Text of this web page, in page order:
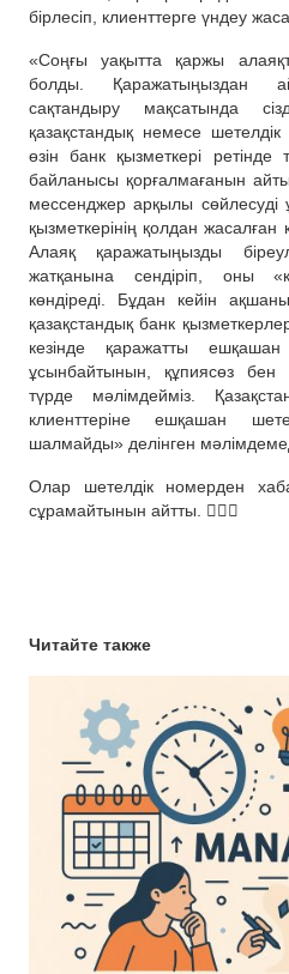
бірлесіп, клиенттерге үндеу
«Соңғы уақытта қаржы
болды. Қаражатыңыздан
сақтандыру мақсатында
қазақстандық немесе
өзін банк қызметкері
байланысы қорғалмағанын
мессенджер арқылы
қызметкерінің қолдан жасалған
Алаяқ қаражатыңызды
жатқанына сендіріп, оны
көндіреді. Бұдан кейін
қазақстандық банк
кезінде қаражатты
ұсынбайтынын, құпиясөз
түрде мәлімдейміз.
клиенттеріне ешқашан
шалмайды» делінген
Олар шетелдік номерден
сұрамайтынын айтты. ☝🏻📌
Читайте также